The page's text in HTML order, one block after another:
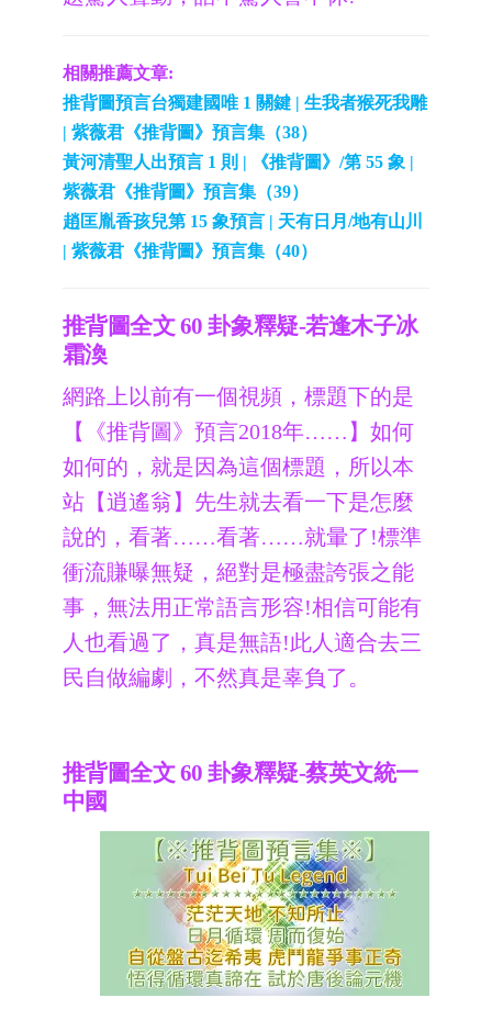
相關推薦文章:
推背圖預言台獨建國唯 1 關鍵 | 生我者猴死我雕
| 紫薇君《推背圖》預言集（38）
黃河清聖人出預言 1 則 | 《推背圖》/第 55 象 |
紫薇君《推背圖》預言集（39）
趙匡胤香孩兒第 15 象預言 | 天有日月/地有山川
| 紫薇君《推背圖》預言集（40）
推背圖全文 60 卦象釋疑-若逢木子冰
霜渙
網路上以前有一個視頻，標題下的是
【《推背圖》預言2018年……】如何
如何的，就是因為這個標題，所以本
站【逍遙翁】先生就去看一下是怎麼
說的，看著……看著……就暈了!標準
衝流賺曝無疑，絕對是極盡誇張之能
事，無法用正常語言形容!相信可能有
人也看過了，真是無語!此人適合去三
民自做編劇，不然真是辜負了。
推背圖全文 60 卦象釋疑-蔡英文統一
中國